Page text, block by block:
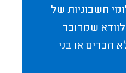
חשבוניות של
שמדובר
חברים או בני